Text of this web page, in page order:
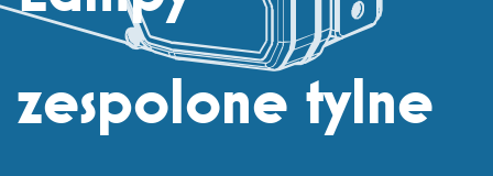
+ 48 71 303 50 13
Eksport
+ 48 71 303 36 81
zespolone tylne